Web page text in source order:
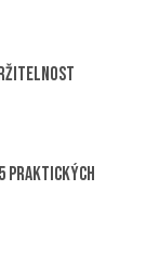
praktických